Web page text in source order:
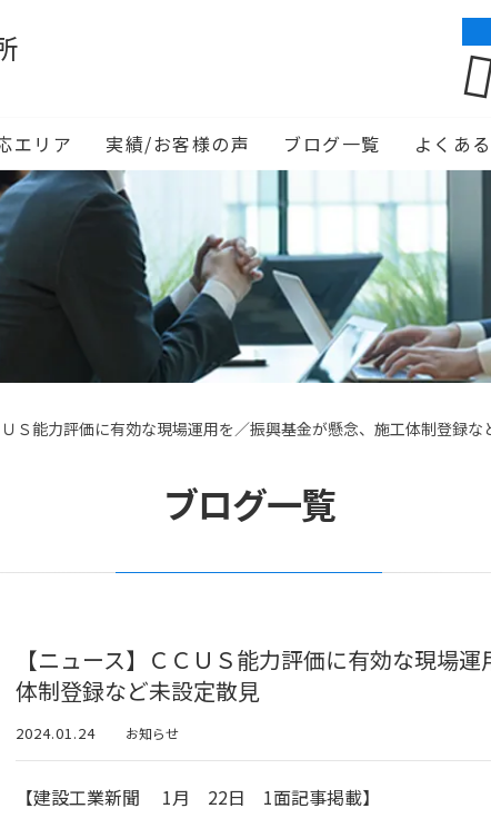
エリア 実績/お客様の声 ブログ一覧 よくあ
Ｓ能力評価に有効な現場運用を／振興基金が懸念、施工体制登録な
ブログ一覧
【ニュース】ＣＣＵＳ能力評価に有効な現場
体制登録など未設定散見
2024.01.24 お知らせ
【建設工業新聞 1月 22日 1面記事掲載】